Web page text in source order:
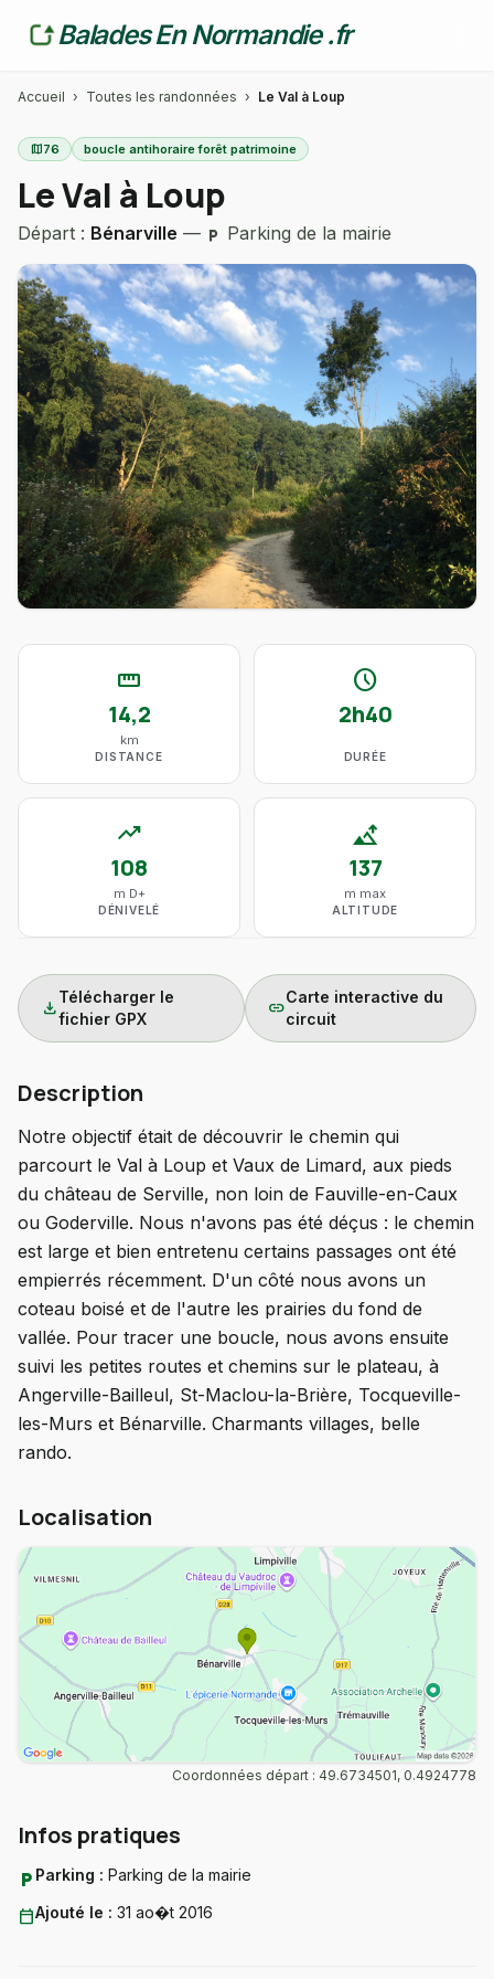
Balades En Normandie .fr
Accueil › Toutes les randonnées › Le Val à Loup
map76 boucle antihoraire forêt patrimoine
Le Val à Loup
Départ : Bénarville — local_parking Parking de la mairie
straighten
14,2
km
DISTANCE
schedule
2h40
DURÉE
trending_up
108
m D+
DÉNIVELÉ
altitude
137
m max
ALTITUDE
download
Télécharger le
fichier GPX
link
Carte interactive du
circuit
Description
Notre objectif était de découvrir le chemin qui
parcourt le Val à Loup et Vaux de Limard, aux pieds
du château de Serville, non loin de Fauville-en-Caux
ou Goderville. Nous n'avons pas été déçus : le chemin
est large et bien entretenu certains passages ont été
empierrés récemment. D'un côté nous avons un
coteau boisé et de l'autre les prairies du fond de
vallée. Pour tracer une boucle, nous avons ensuite
suivi les petites routes et chemins sur le plateau, à
Angerville-Bailleul, St-Maclou-la-Brière, Tocqueville-
les-Murs et Bénarville. Charmants villages, belle
rando.
Localisation
Coordonnées départ : 49.6734501, 0.4924778
Infos pratiques
local_parking Parking : Parking de la mairie
calendar_todayAjouté le : 31 ao�t 2016